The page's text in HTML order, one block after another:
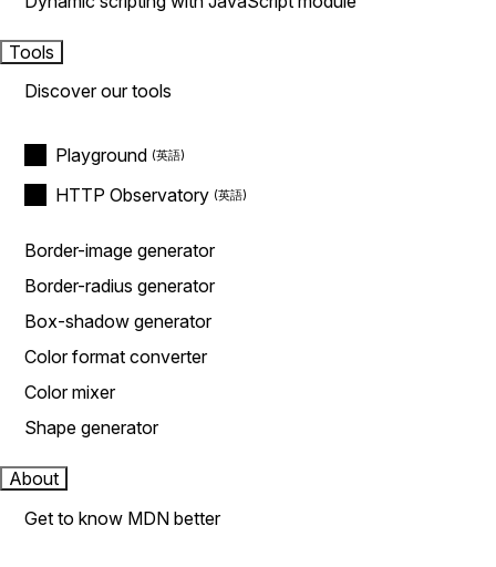
Tools
Discover our tools
Playground
HTTP Observatory
Border-image generator
Border-radius generator
Box-shadow generator
Color format converter
Color mixer
Shape generator
About
Get to know MDN better